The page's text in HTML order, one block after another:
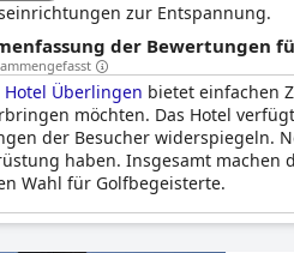
zur Entspannung.
der Bewertungen
Hotel Überlingen bietet einfachen
möchten. Das Hotel
der Besucher widerspiegeln.
haben. Insgesamt machen
Wahl für Golfbegeisterte.